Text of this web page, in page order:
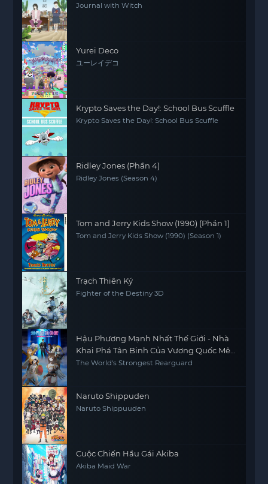
Journal with Witch
Yurei Deco
ユーレイデコ
Krypto Saves the Day!: School Bus Scuffle
Krypto Saves the Day!: School Bus Scuffle
Ridley Jones (Phần 4)
Ridley Jones (Season 4)
Tom and Jerry Kids Show (1990) (Phần 1)
Tom and Jerry Kids Show (1990) (Season 1)
Trạch Thiên Ký
Fighter of the Destiny 3D
Hậu Phương Mạnh Nhất Thế Giới - Nhà
Khai Phá Tân Binh Của Vương Quốc Mê
Cung
The World's Strongest Rearguard
Naruto Shippuden
Naruto Shippuuden
Cuộc Chiến Hầu Gái Akiba
Akiba Maid War